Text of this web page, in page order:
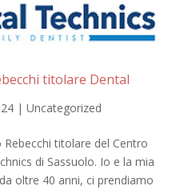
titolare Dental
| Uncategorized
titolare del Centro
di Sassuolo. Io e la mia
oltre 40 anni, ci prendiamo